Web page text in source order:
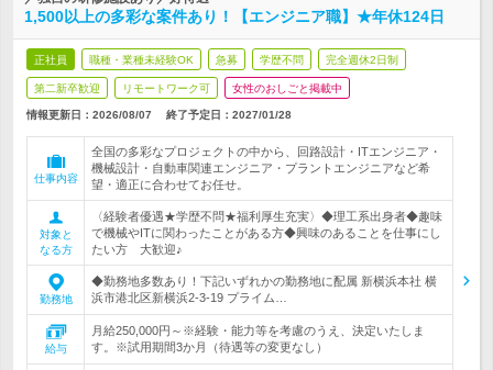
1,500以上の多彩な案件あり！【エンジニア職】★年休124日
正社員 職種・業種未経験OK 急募 学歴不問 完全週休2日制
第二新卒歓迎 リモートワーク可 女性のおしごと掲載中
情報更新日：2026/08/07 終了予定日： 2027/01/28
仕事内容
全国の多彩なプロジェクトの中から、回路設計・ITエンジニア・
機械設計・自動車関連エンジニア・プラントエンジニアなど希
望・適正に合わせてお任せ。
対象と
なる方
〈経験者優遇★学歴不問★福利厚生充実〉◆理工系出身者◆趣味
で機械やITに関わったことがある方◆興味のあることを仕事にし
たい方 大歓迎♪
勤務地
◆勤務地多数あり！下記いずれかの勤務地に配属 新横浜本社 横
浜市港北区新横浜2-3-19 プライム…
給与
月給250,000円～※経験・能力等を考慮のうえ、決定いたしま
す。※試用期間3か月（待遇等の変更なし）